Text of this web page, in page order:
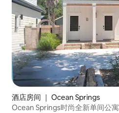
酒店房间 ｜ Ocean Springs
Ocean Springs时尚全新单间公